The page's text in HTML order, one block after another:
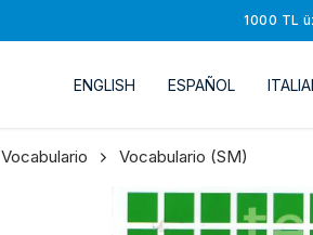
1000 TL
ENGLISH ESPAÑOL
Vocabulario Vocabulario (SM)